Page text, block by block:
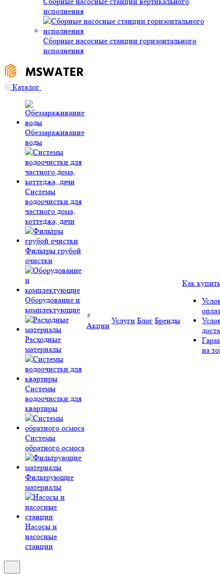
исполнения
Сборные насосные станции горизонтального
исполнения
Каталог
Обеззараживание
воды
Системы
водоочистки для
частного дома,
коттеджа, дачи
Фильтры грубой
очистки
Оборудование и
комплектующие
Расходные
материалы
Системы
водоочистки для
квартиры
Системы
обратного осмоса
Фильтрующие
материалы
Насосы и
насосные
станции
Акции
Услуги Блог Бренды
Как купить
на